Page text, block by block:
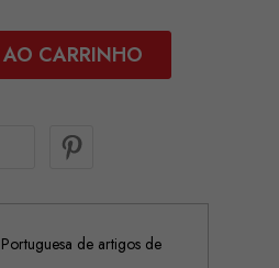
CARRINHO
de artigos de